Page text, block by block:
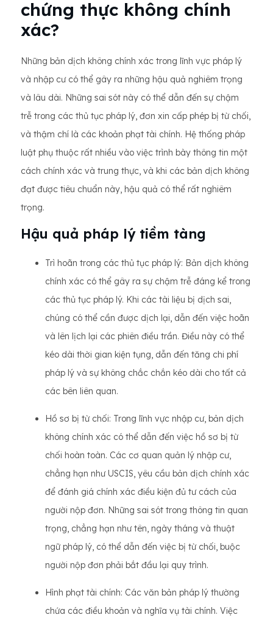
chứng thực không chính
xác?
Những bản dịch không chính xác trong lĩnh vực pháp lý
và nhập cư có thể gây ra những hậu quả nghiêm trọng
và lâu dài. Những sai sót này có thể dẫn đến sự chậm
trễ trong các thủ tục pháp lý, đơn xin cấp phép bị từ chối,
và thậm chí là các khoản phạt tài chính. Hệ thống pháp
luật phụ thuộc rất nhiều vào việc trình bày thông tin một
cách chính xác và trung thực, và khi các bản dịch không
đạt được tiêu chuẩn này, hậu quả có thể rất nghiêm
trọng.
Hậu quả pháp lý tiềm tàng
Trì hoãn trong các thủ tục pháp lý: Bản dịch không
chính xác có thể gây ra sự chậm trễ đáng kể trong
các thủ tục pháp lý. Khi các tài liệu bị dịch sai,
chúng có thể cần được dịch lại, dẫn đến việc hoãn
và lên lịch lại các phiên điều trần. Điều này có thể
kéo dài thời gian kiện tụng, dẫn đến tăng chi phí
pháp lý và sự không chắc chắn kéo dài cho tất cả
các bên liên quan.
Hồ sơ bị từ chối: Trong lĩnh vực nhập cư, bản dịch
không chính xác có thể dẫn đến việc hồ sơ bị từ
chối hoàn toàn. Các cơ quan quản lý nhập cư,
chẳng hạn như USCIS, yêu cầu bản dịch chính xác
để đánh giá chính xác điều kiện đủ tư cách của
người nộp đơn. Những sai sót trong thông tin quan
trọng, chẳng hạn như tên, ngày tháng và thuật
ngữ pháp lý, có thể dẫn đến việc bị từ chối, buộc
người nộp đơn phải bắt đầu lại quy trình.
Hình phạt tài chính: Các văn bản pháp lý thường
chứa các điều khoản và nghĩa vụ tài chính. Việc